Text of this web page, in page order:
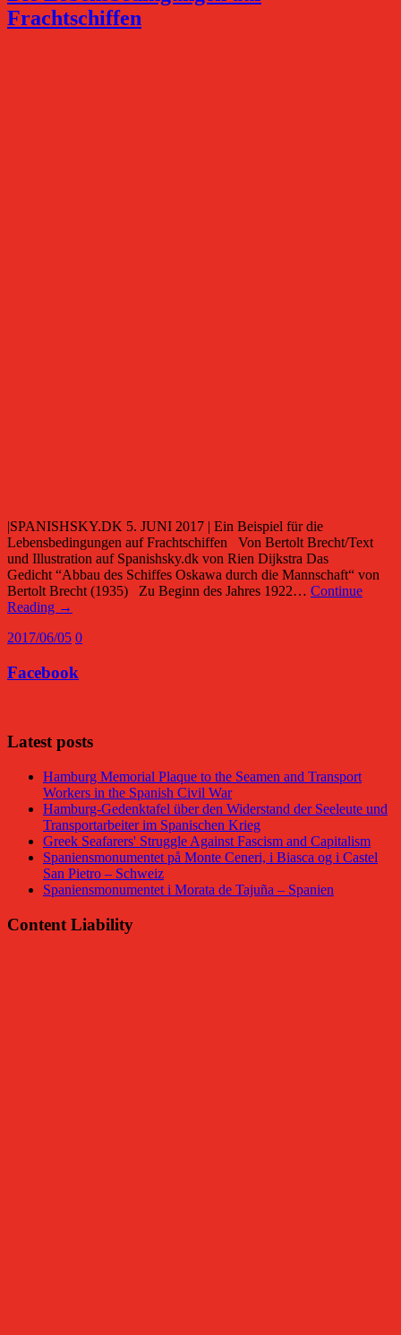
Frachtschiffen
|SPANISHSKY.DK 5. JUNI 2017 | Ein Beispiel für die
Lebensbedingungen auf Frachtschiffen Von Bertolt Brecht/Text
und Illustration auf Spanishsky.dk von Rien Dijkstra Das
Gedicht “Abbau des Schiffes Oskawa durch die Mannschaft“ von
Bertolt Brecht (1935) Zu Beginn des Jahres 1922… Continue
Reading →
2017/06/05 0
Facebook
Latest posts
Hamburg Memorial Plaque to the Seamen and Transport
Workers in the Spanish Civil War
Hamburg-Gedenktafel über den Widerstand der Seeleute und
Transportarbeiter im Spanischen Krieg
Greek Seafarers' Struggle Against Fascism and Capitalism
Spaniensmonumentet på Monte Ceneri, i Biasca og i Castel
San Pietro – Schweiz
Spaniensmonumentet i Morata de Tajuña – Spanien
Content Liability